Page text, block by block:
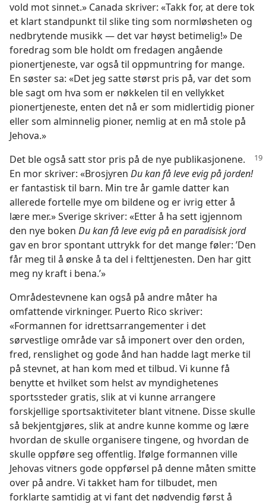
vold mot sinnet.» Canada skriver: «Takk for, at dere tok
et klart standpunkt til slike ting som normløsheten og
nedbrytende musikk — det var høyst betimelig!» De
foredrag som ble holdt om fredagen angående
pionertjeneste, var også til oppmuntring for mange.
En søster sa: «Det jeg satte størst pris på, var det som
ble sagt om hva som er nøkkelen til en vellykket
pionertjeneste, enten det nå er som midlertidig pioner
eller som alminnelig pioner, nemlig at en må stole på
Jehova.»
Det ble også satt stor pris på de nye publikasjonene.
En mor skriver: «Brosjyren Du kan få leve evig på jorden!
er fantastisk til barn. Min tre år gamle datter kan
allerede fortelle mye om bildene og er ivrig etter å
lære mer.» Sverige skriver: «Etter å ha sett igjennom
den nye boken Du kan få leve evig på en paradisisk jord
gav en bror spontant uttrykk for det mange føler: ’Den
får meg til å ønske å ta del i felttjenesten. Den har gitt
meg ny kraft i bena.’»
Områdestevnene kan også på andre måter ha
omfattende virkninger. Puerto Rico skriver:
«Formannen for idrettsarrangementer i det
sørvestlige område var så imponert over den orden,
fred, renslighet og gode ånd han hadde lagt merke til
på stevnet, at han kom med et tilbud. Vi kunne få
benytte et hvilket som helst av myndighetenes
sportssteder gratis, slik at vi kunne arrangere
forskjellige sportsaktiviteter blant vitnene. Disse skulle
så bekjentgjøres, slik at andre kunne komme og lære
hvordan de skulle organisere tingene, og hvordan de
skulle oppføre seg offentlig. Ifølge formannen ville
Jehovas vitners gode oppførsel på denne måten smitte
over på andre. Vi takket ham for tilbudet, men
forklarte samtidig at vi fant det nødvendig først å